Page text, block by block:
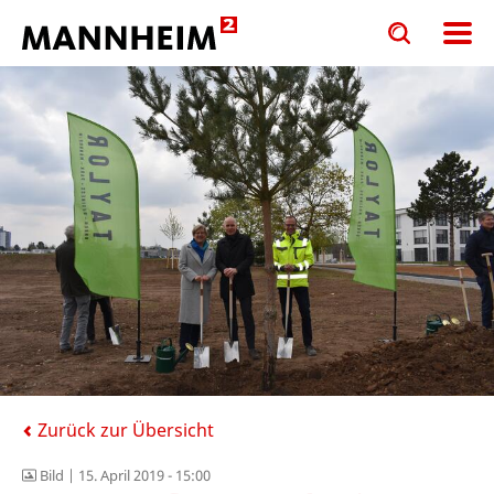
Toggle
search
input
Toggle
search
input
Zurück zur Übersicht
Bild | 15. April 2019 - 15:00